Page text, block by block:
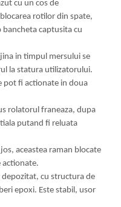
cu un cos de
rotilor din spate,
captusita cu
in timpul mersului se
la statura utilizatorului.
pot fi actionate in doua
rolatorul franeaza, dupa
putand fi reluata
aceastea raman blocate
actionate.
cu structura de
epoxi. Este stabil, usor